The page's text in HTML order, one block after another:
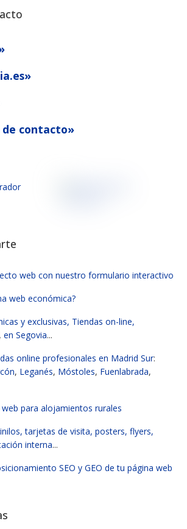
web con nuestro formulario interactivo
web económica?
y exclusivas, Tiendas on-line,
, en Segovia...
online profesionales en Madrid Sur:
, Leganés, Móstoles, Fuenlabrada,
para alojamientos rurales
tarjetas de visita, posters, flyers,
interna...
SEO y GEO de tu página web
contacto»